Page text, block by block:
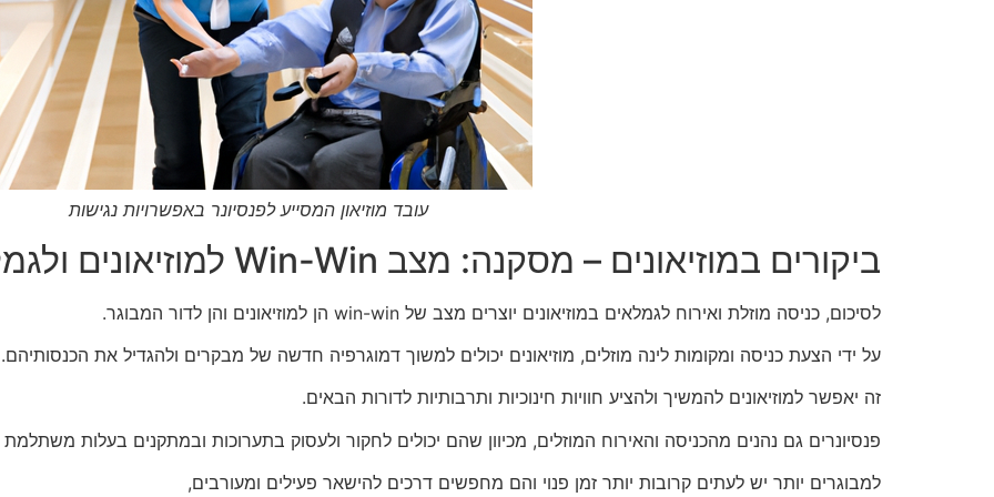
עובד מוזיאון המסייע לפנסיונר באפשרויות נגישות
ביקורים במוזיאונים – מסקנה: מצב Win-Win למוזיאונים ולגמלאים
לסיכום, כניסה מוזלת ואירוח לגמלאים במוזיאונים יוצרים מצב של win-win הן למוזיאונים והן לדור המבוגר.
על ידי הצעת כניסה ומקומות לינה מוזלים, מוזיאונים יכולים למשוך דמוגרפיה חדשה של מבקרים ולהגדיל את הכנסותיהם.
זה יאפשר למוזיאונים להמשיך ולהציע חוויות חינוכיות ותרבותיות לדורות הבאים.
פנסיונרים גם נהנים מהכניסה והאירוח המוזלים, מכיוון שהם יכולים לחקור ולעסוק בתערוכות ובמתקנים בעלות משתלמת
למבוגרים יותר יש לעתים קרובות יותר זמן פנוי והם מחפשים דרכים להישאר פעילים ומעורבים,